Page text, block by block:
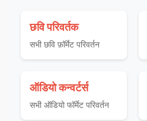
छवि परिवर्तक
सभी छवि फ़ॉर्मेट परिवर्तन
ऑडियो कन्वर्टर्स
सभी ऑडियो फॉर्मेट परिवर्तन